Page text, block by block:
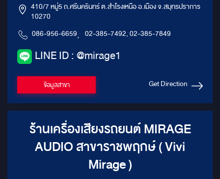
410/7 หมู่5 ถ.ศรีนครินทร์ ต.สำโรงเหนือ อ.เมือง จ.สมุทรปราการ
10270
086-956-6659, 02-385-7492, 02-385-7849
LINE ID : @mirage1
ข้อมูลสาขา Get Direction
ร้านเครื่องเสียงรถยนต์ MIRAGE
AUDIO สาขาราชพฤกษ์ ( Vivi
Mirage )